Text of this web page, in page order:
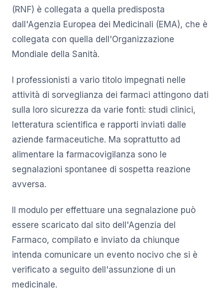
(RNF) è collegata a quella predisposta
dall'Agenzia Europea dei Medicinali (EMA), che è
collegata con quella dell'Organizzazione
Mondiale della Sanità.
I professionisti a vario titolo impegnati nelle
attività di sorveglianza dei farmaci attingono dati
sulla loro sicurezza da varie fonti: studi clinici,
letteratura scientifica e rapporti inviati dalle
aziende farmaceutiche. Ma soprattutto ad
alimentare la farmacovigilanza sono le
segnalazioni spontanee di sospetta reazione
avversa.
Il modulo per effettuare una segnalazione può
essere scaricato dal sito dell'Agenzia del
Farmaco, compilato e inviato da chiunque
intenda comunicare un evento nocivo che si è
verificato a seguito dell'assunzione di un
medicinale.